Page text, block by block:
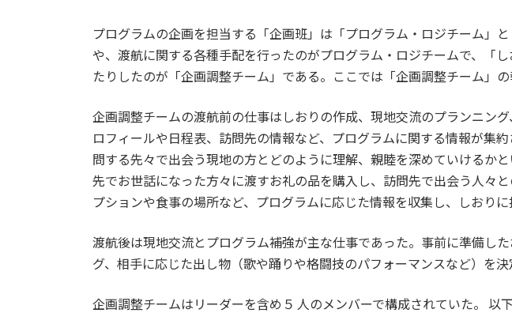
新
日
:
プログラムの企画を担当する「企画班」は「プログラム・ロジチーム」
や、渡航に関する各種手配を行ったのがプログラム・ロジチームで、「
たりしたのが「企画調整チーム」である。ここでは「企画調整チーム」の
企画調整チームの渡航前の仕事はしおりの作成、現地交流のプランニン
ロフィールや日程表、訪問先の情報など、プログラムに関する情報が集
問する先々で出会う現地の方とどのように理解、親睦を深めていけるか
先でお世話になった方々に渡すお礼の品を購入し、訪問先で出会う人々
プションや食事の場所など、プログラムに応じた情報を収集し、しおりに
渡航後は現地交流とプログラム補強が主な仕事であった。事前に準備し
グ、相手に応じた出し物（歌や踊りや格闘技のパフォーマンスなど）を決
企画調整チームはリーダーを含め５ 人のメンバーで構成されていた。 以